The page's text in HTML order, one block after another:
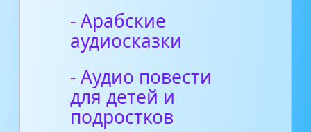
- Арабские
аудиосказки
- Аудио повести
для детей и
подростков